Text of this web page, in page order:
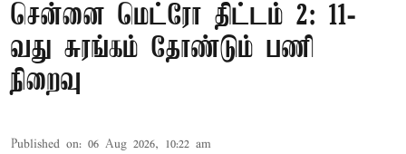
சென்னை மெட்ரோ திட்டம் 2: 11-
வது சுரங்கம் தோண்டும் பணி
நிறைவு
Published on: 06 Aug 2026, 10:22 am